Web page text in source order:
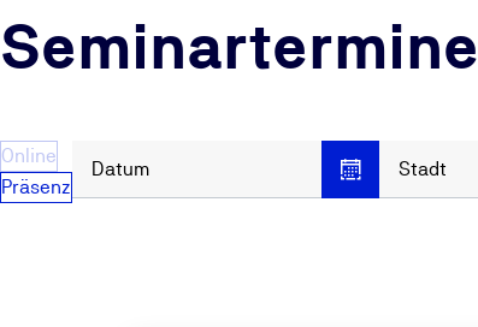
Seminartermine
Online
Präsenz
Datum Stadt